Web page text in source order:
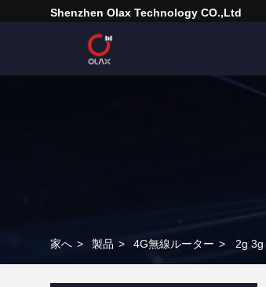
Shenzhen Olax Technology CO.,Ltd
家へ > 製品 > 4G無線ルーター > 2g